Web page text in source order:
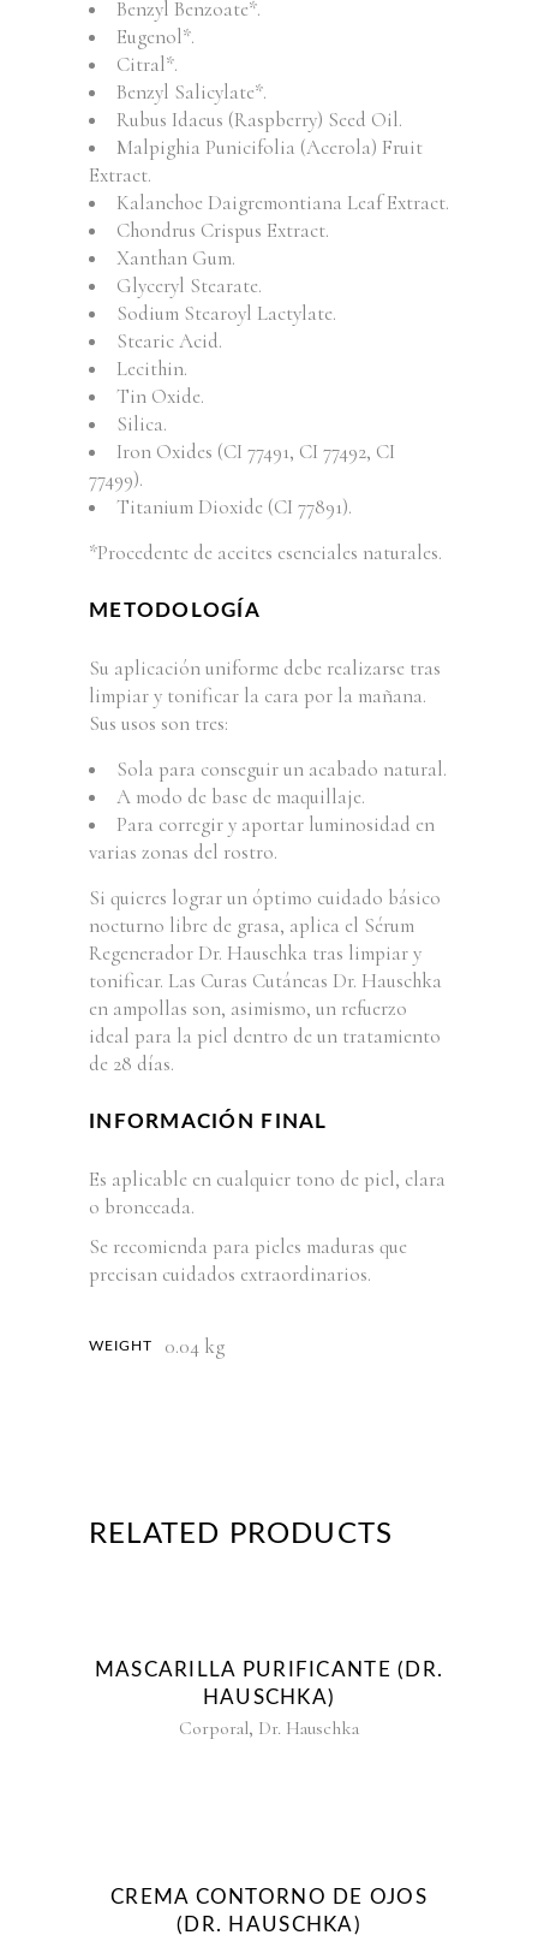
Benzyl Benzoate*.
Eugenol*.
Citral*.
Benzyl Salicylate*.
Rubus Idaeus (Raspberry) Seed Oil.
Malpighia Punicifolia (Acerola) Fruit
Extract.
Kalanchoe Daigremontiana Leaf Extract.
Chondrus Crispus Extract.
Xanthan Gum.
Glyceryl Stearate.
Sodium Stearoyl Lactylate.
Stearic Acid.
Lecithin.
Tin Oxide.
Silica.
Iron Oxides (CI 77491, CI 77492, CI
77499).
Titanium Dioxide (CI 77891).
*Procedente de aceites esenciales naturales.
METODOLOGÍA
Su aplicación uniforme debe realizarse tras
limpiar y tonificar la cara por la mañana.
Sus usos son tres:
Sola para conseguir un acabado natural.
A modo de base de maquillaje.
Para corregir y aportar luminosidad en
varias zonas del rostro.
Si quieres lograr un óptimo cuidado básico
nocturno libre de grasa, aplica el Sérum
Regenerador Dr. Hauschka tras limpiar y
tonificar. Las Curas Cutáneas Dr. Hauschka
en ampollas son, asimismo, un refuerzo
ideal para la piel dentro de un tratamiento
de 28 días.
INFORMACIÓN FINAL
Es aplicable en cualquier tono de piel, clara
o bronceada.
Se recomienda para pieles maduras que
precisan cuidados extraordinarios.
WEIGHT 0.04 kg
RELATED PRODUCTS
MASCARILLA PURIFICANTE (DR.
HAUSCHKA)
Corporal, Dr. Hauschka
CREMA CONTORNO DE OJOS
(DR. HAUSCHKA)